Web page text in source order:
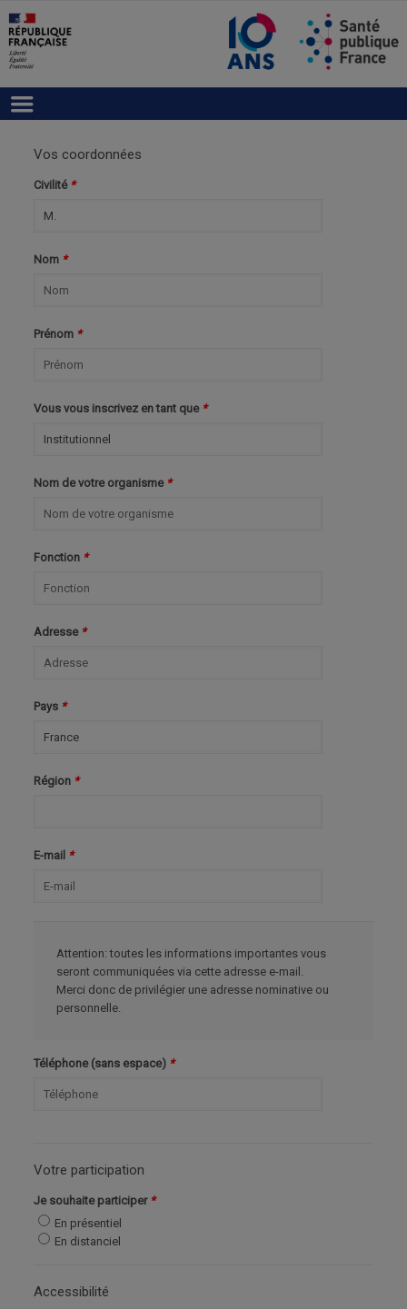
Vos coordonnées
Civilité *
Nom *
Prénom *
Vous vous inscrivez en tant que *
Nom de votre organisme *
Fonction *
Adresse *
Pays *
Région *
E-mail *
Attention: toutes les informations importantes vous
seront communiquées via cette adresse e-mail.
Merci donc de privilégier une adresse nominative ou
personnelle.
Téléphone (sans espace) *
Votre participation
Je souhaite participer *
En présentiel
En distanciel
Accessibilité